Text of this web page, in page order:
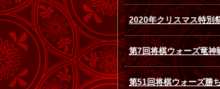
2020年クリスマス特別
第7回将棋ウォーズ竜神
第51回将棋ウォーズ勝